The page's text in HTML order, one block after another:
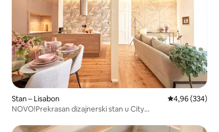
Stan – Lisabon Prosječna
4,96 (334)
NOVO!Prekrasan dizajnerski stan u City